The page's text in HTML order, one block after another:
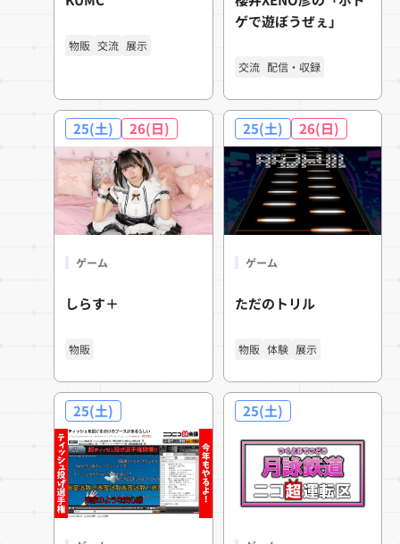
物販 交流 展示
ゲで遊ぼうぜぇ」
交流 配信・収録
25(土) 26(日)
ゲーム
しらす＋
物販
25(土) 26(日)
ゲーム
ただのトリル
物販 体験 展示
25(土) 25(土)